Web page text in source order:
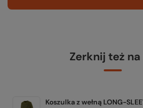
Zerknij też na
Koszulka z wełną LONG-